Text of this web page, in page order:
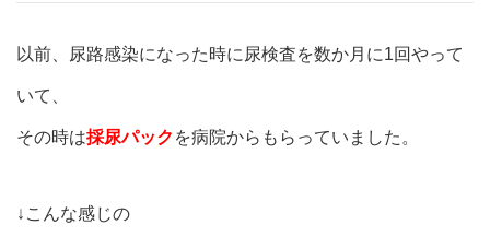
以前、尿路感染になった時に尿検査を数か月に1回やって
いて、
その時は採尿パック を病院からもらっていました。
↓こんな感じの